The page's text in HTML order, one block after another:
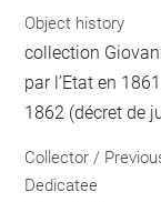
Object history
collection
par l’Etat en
1862 (décret de
Collector /
Dedicatee